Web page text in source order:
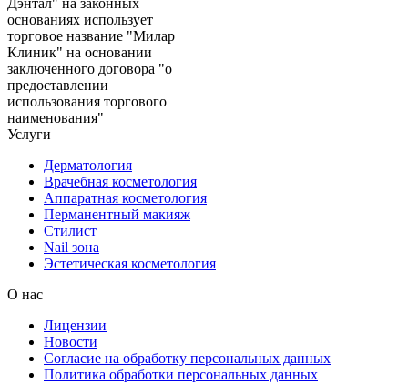
Дэнтал" на законных
основаниях использует
торговое название "Милар
Клиник" на основании
заключенного договора "о
предоставлении
использования торгового
наименования"
Услуги
Дерматология
Врачебная косметология
Аппаратная косметология
Перманентный макияж
Стилист
Nail зона
Эстетическая косметология
О нас
Лицензии
Новости
Согласие на обработку персональных данных
Политика обработки персональных данных